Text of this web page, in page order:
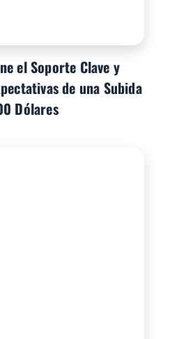
el Soporte Clave y
de una Subida
Dólares